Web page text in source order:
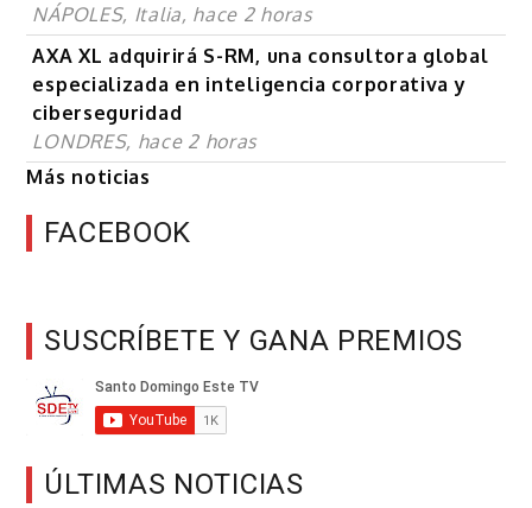
NÁPOLES, Italia, hace 2 horas
AXA XL adquirirá S-RM, una consultora global
especializada en inteligencia corporativa y
ciberseguridad
LONDRES, hace 2 horas
Más noticias
FACEBOOK
SUSCRÍBETE Y GANA PREMIOS
ÚLTIMAS NOTICIAS